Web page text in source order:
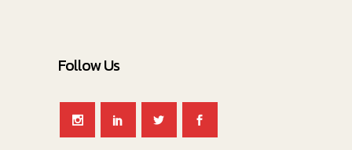
Follow Us